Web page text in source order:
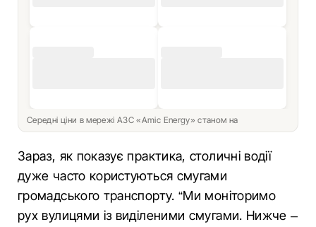
Середні ціни в мережі АЗС «Amic Energy» станом на
Зараз, як показує практика, столичні водії
дуже часто користуються смугами
громадського транспорту. “Ми моніторимо
рух вулицями із виділеними смугами. Нижче –